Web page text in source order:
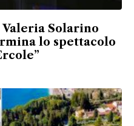
Valeria Solarino
lo spettacolo